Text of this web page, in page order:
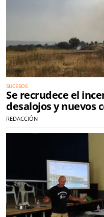
SUCESOS
Se recrudece el
desalojos y nuevos
REDACCIÓN